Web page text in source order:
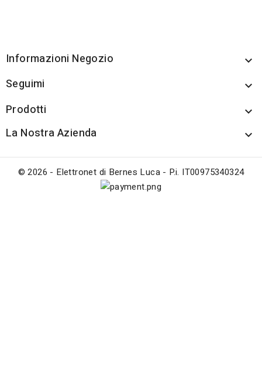
Informazioni Negozio 
Seguimi 
Prodotti 
La Nostra Azienda 
© 2026 - Elettronet di Bernes Luca - P.i. IT00975340324